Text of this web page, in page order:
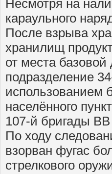
Несмотря на
караульного
После взрыва
хранилищ
от места
подразделение
использованием
населённого
107-й бригады
По ходу
взорван фугас
стрелкового